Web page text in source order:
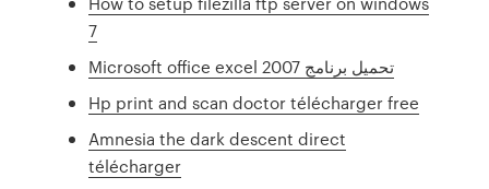
7
Microsoft office excel 2007 تحميل برنامج
Hp print and scan doctor télécharger free
Amnesia the dark descent direct
télécharger